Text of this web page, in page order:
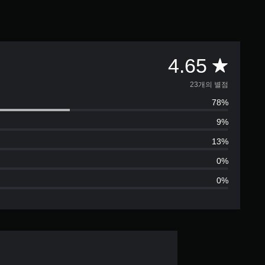
4.65 총
2
3
별
점
으
로
23개의 별점
78%
9%
13%
0%
0%